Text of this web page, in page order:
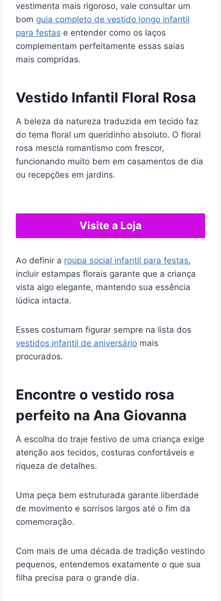
vestimenta mais rigoroso, vale consultar um
bom guia completo de vestido longo infantil
para festas e entender como os laços
complementam perfeitamente essas saias
mais compridas.
Vestido Infantil Floral Rosa
A beleza da natureza traduzida em tecido faz
do tema floral um queridinho absoluto. O floral
rosa mescla romantismo com frescor,
funcionando muito bem em casamentos de dia
ou recepções em jardins.
Visite a Loja
Ao definir a roupa social infantil para festas,
incluir estampas florais garante que a criança
vista algo elegante, mantendo sua essência
lúdica intacta.
Esses costumam figurar sempre na lista dos
vestidos infantil de aniversário mais
procurados.
Encontre o vestido rosa
perfeito na Ana Giovanna
A escolha do traje festivo de uma criança exige
atenção aos tecidos, costuras confortáveis e
riqueza de detalhes.
Uma peça bem estruturada garante liberdade
de movimento e sorrisos largos até o fim da
comemoração.
Com mais de uma década de tradição vestindo
pequenos, entendemos exatamente o que sua
filha precisa para o grande dia.